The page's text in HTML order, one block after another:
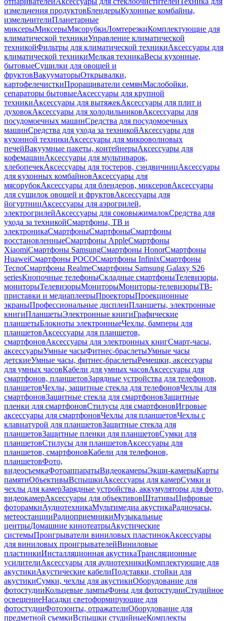
измельчения продуктовБлендерыКухонные комбайны,
измельчителиПланетарные
миксерыМиксерыМясорубкиЛомтерезкиКомплектующие для
климатической техникиУправление климатической
техникойФильтры для климатической техникиАксессуары для
климатической техникиМелкая техникаВесы кухонные,
бытовыеСушилки для овощей и
фруктовВакууматорыОткрывалки,
картофелечисткиПроращиватели семянМаслобойки,
сепараторы бытовыеАксессуары для крупной
техникиАксессуары для вытяжекАксессуары для плит и
духовокАксессуары для холодильниковАксессуары для
посудомоечных машинСредства для посудомоечных
машинСредства для ухода за техникойАксессуары для
кухонной техникиАксессуары для микроволновых
печейВакуумные пакеты, контейнерыАксессуары для
кофемашинАксессуары для мультиварок,
хлебопечекАксессуары для тостеров, сэндвичницАксессуары
для кухонных комбайновАксессуары для
мясорубокАксессуары для блендеров, миксеровАксессуары
для сушилок овощей и фруктовАксессуары для
йогуртницАксессуары для аэрогрилей,
электрогрилейАксессуары для соковыжималокСредства для
ухода за техникойСмартфоны, ТВ и
электроникаСмартфоныСмартфоныСмартфоны
восстановленныеСмартфоны AppleСмартфоны
XiaomiСмартфоны SamsungСмартфоны HonorСмартфоны
HuaweiСмартфоны POCOСмартфоны InfinixСмартфоны
TecnoСмартфоны RealmeСмартфоны Samsung Galaxy S26
seriesКнопочные телефоныСкладные смартфоныТелевизоры,
мониторыТелевизорыМониторыМониторы-телевизорыТВ-
приставки и медиаплеерыПроекторыПроекционные
экраныПрофессиональные дисплеиПланшеты, электронные
книгиПланшетыЭлектронные книгиГрафические
планшетыБлокноты электронныеЧехлы, бамперы для
планшетовАксессуары для планшетов,
смартфоновАксессуары для электронных книгСмарт-часы,
аксессуарыУмные часыФитнес-браслетыУмные часы
детскиеУмные часы, фитнес-браслетыРемешки, аксессуары
для умных часовКабели для умных часовАксессуары для
смартфонов, планшетовЗарядные устройства для телефонов,
планшетовЧехлы, защитные стекла для телефоновЧехлы для
смартфоновЗащитные стекла для смартфоновЗащитные
пленки для смартфоновСтилусы для смартфоновИгровые
аксессуары для смартфоновЧехлы для планшетовЧехлы с
клавиатурой для планшетовЗащитные стекла для
планшетовЗащитные пленки для планшетовСумки для
планшетовСтилусы для планшетовАксессуары для
планшетов, смартфоновКабели для телефонов,
планшетовФото,
видеосъемкаФотоаппаратыВидеокамерыЭкшн-камерыКарты
памятиОбъективыВспышкиАксессуары для камерСумки и
чехлы для камерЗарядные устройства, аккумуляторы для фото,
видеокамерАксессуары для объективовШтативыЦифровые
фоторамкиАудиотехникаМультимедиа акустикаРадиочасы,
метеостанцииРадиоприемникиМузыкальные
центрыДомашние кинотеатрыАкустические
системыПроигрыватели виниловых пластинокАксессуары
для виниловых проигрывателейВиниловые
пластинкиИнсталляционная акустикаТрансляционные
усилителиАксессуары для аудиотехникиКомплектующие для
акустикиАкустические кабелиПодставки, стойки для
акустикиСумки, чехлы для акустикиОборудование для
фотостудииКольцевые лампыФоны для фотостудииСтудийное
освещениеНасадки светоформирующие для
фотостудииФотозонты, отражателиОборудование для
предметной съемкиВспышки студийныеКомплекты